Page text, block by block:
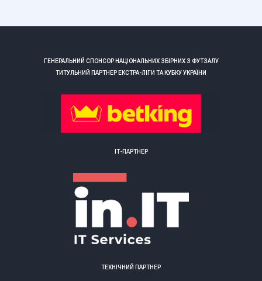
ГЕНЕРАЛЬНИЙ СПОНСОР НАЦІОНАЛЬНИХ ЗБІРНИХ З ФУТЗАЛУ
ТИТУЛЬНИЙ ПАРТНЕР ЕКСТРА-ЛІГИ ТА КУБКУ УКРАЇНИ
ІТ-ПАРТНЕР
ТЕХНІЧНИЙ ПАРТНЕР